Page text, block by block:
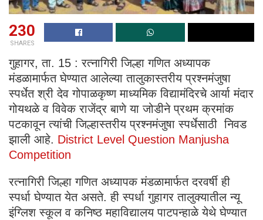
230
SHARES
गुहागर, ता. 15 : रत्नागिरी जिल्हा गणित अध्यापक
मंडळामार्फत घेण्यात आलेल्या तालुकास्तरीय प्रश्नमंजुषा
स्पर्धेत श्री देव गोपाळकृष्ण माध्यमिक विद्यामंदिरचे आर्या मंदार
गोयथळे व विवेक राजेंद्र बाणे या जोडीने प्रथम क्रमांक
पटकावून त्यांची जिल्हास्तरीय प्रश्नमंजुषा स्पर्धेसाठी निवड
झाली आहे. District Level Question Manjusha
Competition
रत्नागिरी जिल्हा गणित अध्यापक मंडळामार्फत दरवर्षी ही
स्पर्धा घेण्यात येत असते. ही स्पर्धा गुहागर तालुक्यातील न्यू
इंग्लिश स्कूल व कनिष्ठ महाविद्यालय पाटपन्हाळे येथे घेण्यात